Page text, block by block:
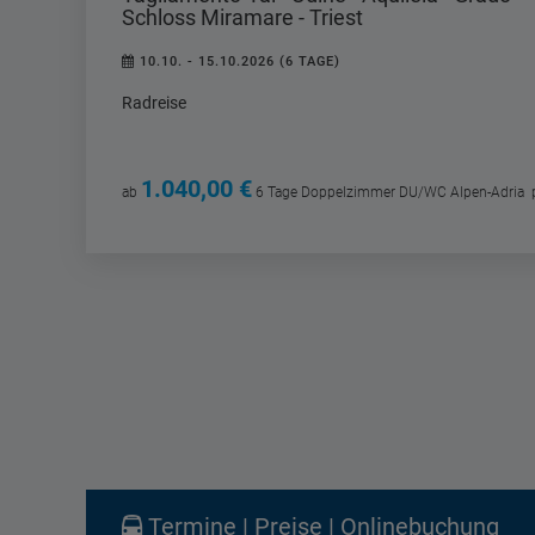
Schloss Miramare - Triest
10.10. - 15.10.2026 (6 TAGE)
Radreise
ab 1.040,00 € 6 Tage Doppelzimmer DU/WC Alpen-Adria
Termine | Preise | Onlinebuchung